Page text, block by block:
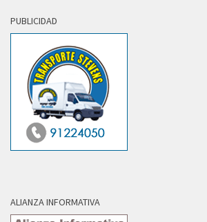
PUBLICIDAD
ALIANZA INFORMATIVA